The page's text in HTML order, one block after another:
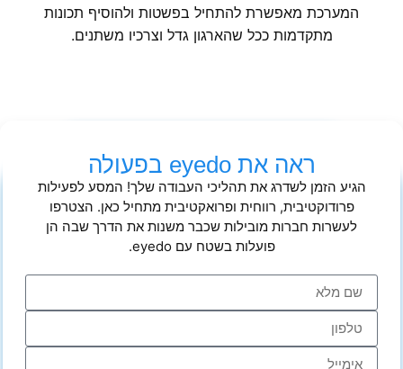
המערכת מאפשרת להתחיל בפשטות ולהוסיף תכונות
מתקדמות ככל שהארגון גדל וצרכיו משתנים.
ראה את eyedo בפעולה
הגיע הזמן לשדרג את תהליכי העבודה שלך! המסע לפעילות
פרודוקטיבית, רווחית ופרואקטיבית מתחיל כאן. הצטרפו
לעשרות חברות מובילות שכבר משנות את הדרך שבה הן
פועלות בשטח עם eyedo.